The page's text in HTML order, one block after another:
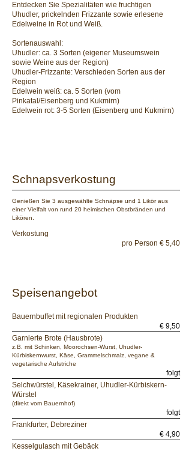
Entdecken Sie Spezialitäten wie fruchtigen
Uhudler, prickelnden Frizzante sowie erlesene
Edelweine in Rot und Weiß.
​Sortenauswahl:
Uhudler: ca. 3 Sorten (eigener Museumswein
sowie Weine aus der Region)
Uhudler-Frizzante: Verschieden Sorten aus der
Region
Edelwein weiß: ca. 5 Sorten (vom
Pinkatal/Eisenberg und Kukmirn)
Edelwein rot: 3-5 Sorten (Eisenberg und Kukmirn)
Schnapsverkostung
Genießen Sie 3 ausgewählte Schnäpse und 1 Likör aus
einer Vielfalt von rund 20 heimischen Obstbränden und
Likören.
Verkostung
pro Person € 5,40
Speisenangebot
Bauernbuffet mit regionalen Produkten
€ 9,50
Garnierte Brote (Hausbrote)
z.B. mit Schinken, Moorochsen-Wurst, Uhudler-
Kürbiskernwurst, Käse, Grammelschmalz, vegane &
vegetarische Aufstriche
folgt
Selchwürstel, Käsekrainer, Uhudler-Kürbiskern-
Würstel
(direkt vom Bauernhof)
folgt
Frankfurter, Debreziner
€ 4,90
Kesselgulasch mit Gebäck